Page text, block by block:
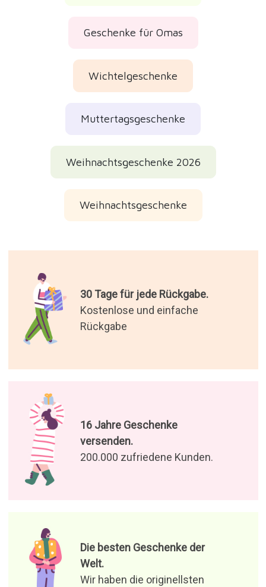
Geschenke für Omas
Wichtelgeschenke
Muttertagsgeschenke
Weihnachtsgeschenke 2026
Weihnachtsgeschenke
30 Tage für jede Rückgabe.
Kostenlose und einfache
Rückgabe
16 Jahre Geschenke
versenden.
200.000 zufriedene Kunden.
Die besten Geschenke der
Welt.
Wir haben die originellsten